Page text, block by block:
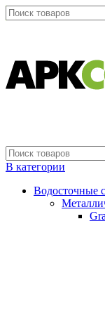
В категории
Водосточные